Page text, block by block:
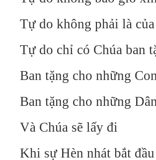
Tự do không phải là
Tự do chỉ có Chúa ban
Ban tặng cho những
Ban tặng cho những
Và Chúa sẽ lấy đi
Khi sự Hèn nhát bắt đầu